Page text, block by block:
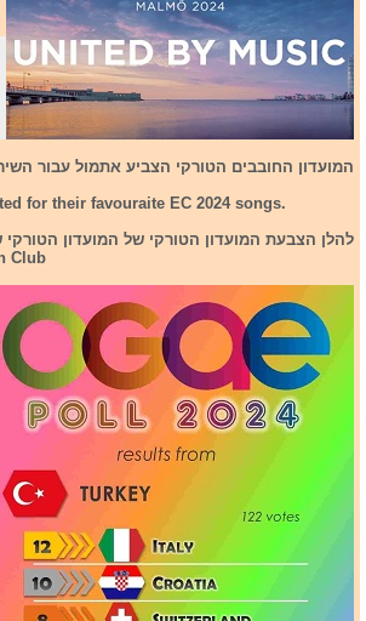
המועדון החובבים הטורקי הצביע אתמול עבור השירים
for their favouraite EC 2024 songs.
להלן הצבעת המועדון הטורקי של המועדון
Club